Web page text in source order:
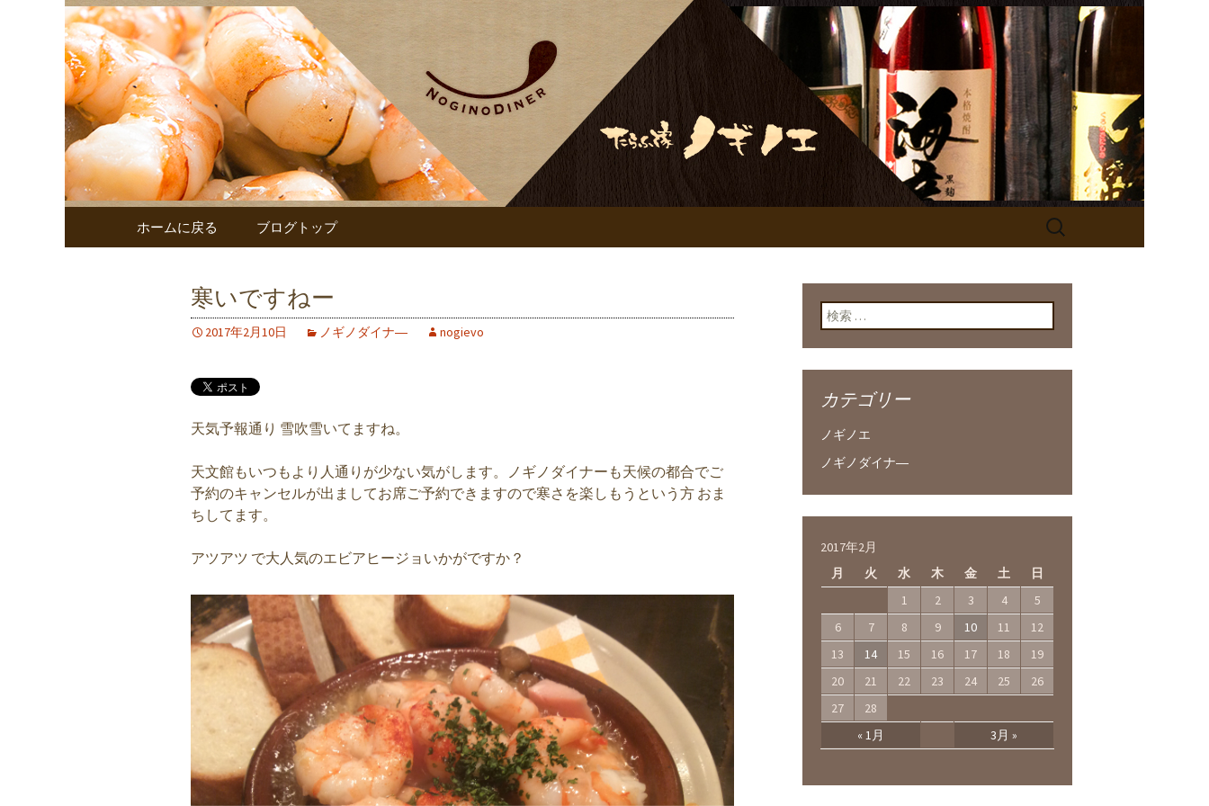
ノギノエ・ノギノダイナーの公式サイト
鹿児島でのお食事ならノギノダイナー、居酒屋ノギノエ
コンテンツへ移動
ホームに戻る ブログトップ
検
寒いですねー
2017年2月10日 ノギノダイナ― nogievo
天気予報通り 雪吹雪いてますね。
天文館もいつもより人通りが少ない気がします。ノギノダイナーも天候の都合でご
予約のキャンセルが出ましてお席ご予約できますので寒さを楽しもうという方 おま
ちしてます。
アツアツ で大人気のエビアヒージョいかがですか？
検索:
カテゴリー
ノギノエ
ノギノダイナ―
2017年2月
月
火 水 木 金 土 日
« 1月 3月 »
1 2 3 4
5
6
7 8 9 10 11
12
13
14 15 16 17 18
19
20
21 22 23 24 25
26
27
28